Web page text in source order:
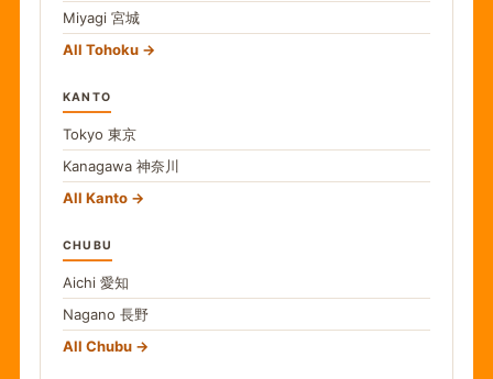
Miyagi 宮城
All Tohoku
KANTO
Tokyo 東京
Kanagawa 神奈川
All Kanto
CHUBU
Aichi 愛知
Nagano 長野
All Chubu